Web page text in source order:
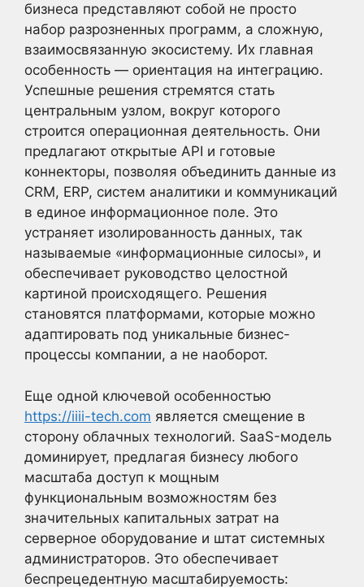
бизнеса представляют собой не просто
набор разрозненных программ, а сложную,
взаимосвязанную экосистему. Их главная
особенность — ориентация на интеграцию.
Успешные решения стремятся стать
центральным узлом, вокруг которого
строится операционная деятельность. Они
предлагают открытые API и готовые
коннекторы, позволяя объединить данные из
CRM, ERP, систем аналитики и коммуникаций
в единое информационное поле. Это
устраняет изолированность данных, так
называемые «информационные силосы», и
обеспечивает руководство целостной
картиной происходящего. Решения
становятся платформами, которые можно
адаптировать под уникальные бизнес-
процессы компании, а не наоборот.
Еще одной ключевой особенностью
https://iiii-tech.com является смещение в
сторону облачных технологий. SaaS-модель
доминирует, предлагая бизнесу любого
масштаба доступ к мощным
функциональным возможностям без
значительных капитальных затрат на
серверное оборудование и штат системных
администраторов. Это обеспечивает
беспрецедентную масштабируемость: